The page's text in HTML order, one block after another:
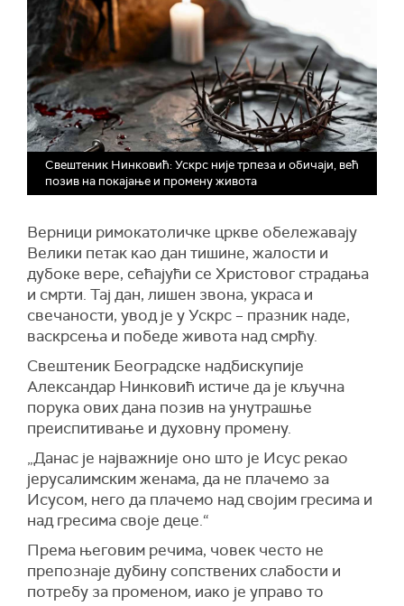
Свештеник Нинковић: Ускрс није трпеза и обичаји, већ
позив на покајање и промену живота
Верници римокатоличке цркве обележавају
Велики петак као дан тишине, жалости и
дубоке вере, сећајући се Христовог страдања
и смрти. Тај дан, лишен звона, украса и
свечаности, увод је у Ускрс – празник наде,
васкрсења и победе живота над смрћу.
Свештеник Београдске надбискупије
Александар Нинковић истиче да је кључна
порука ових дана позив на унутрашње
преиспитивање и духовну промену.
„Данас је најважније оно што је Исус рекао
јерусалимским женама, да не плачемо за
Исусом, него да плачемо над својим гресима и
над гресима своје деце.“
Према његовим речима, човек често не
препознаје дубину сопствених слабости и
потребу за променом, иако је управо то